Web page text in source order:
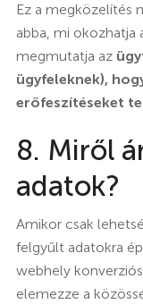
Ez a megközelítés
abba, mi okozhatja
megmutatja az
ügyfeleknek),
erőfeszítéseket
8. Miről
adatok?
Amikor csak
felgyűlt adatokra
webhely
elemezze a